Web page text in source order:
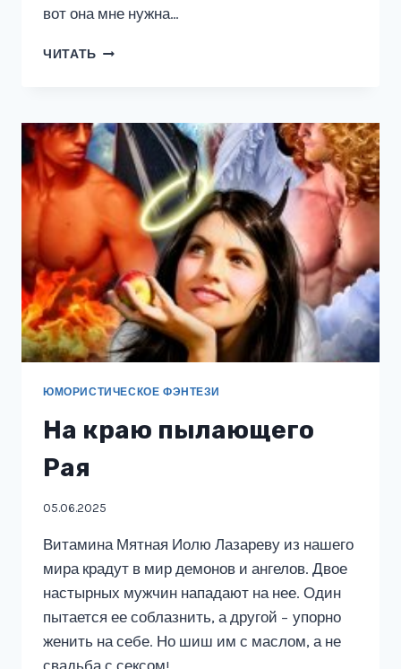
вот она мне нужна…
ЧИТАТЬ ОТБОР
ПРИНЦА
ЮМОРИСТИЧЕСКОЕ ФЭНТЕЗИ
На краю пылающего
Рая
05.06.2025
Витамина Мятная Иолю Лазареву из нашего
мира крадут в мир демонов и ангелов. Двое
настырных мужчин нападают на нее. Один
пытается ее соблазнить, а другой − упорно
женить на себе. Но шиш им с маслом, а не